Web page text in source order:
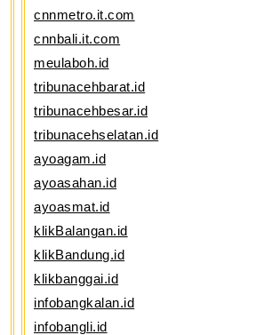
cnnmetro.it.com
cnnbali.it.com
meulaboh.id
tribunacehbarat.id
tribunacehbesar.id
tribunacehselatan.id
ayoagam.id
ayoasahan.id
ayoasmat.id
klikBalangan.id
klikBandung.id
klikbanggai.id
infobangkalan.id
infobangli.id